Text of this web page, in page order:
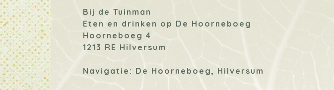
Bij de Tuinman
Eten en drinken op De Hoorneboeg
Hoorneboeg 4
1213 RE Hilversum
Navigatie: De Hoorneboeg, Hilversum